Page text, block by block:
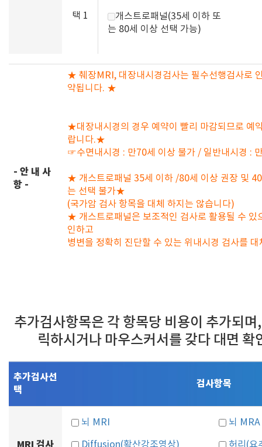
택 1
개스트로패널(35세 이하 또
는 80세 이상 선택 가능)
- 안 내 사
항 -
★ 췌장MRI, 대장내시경검사는 필수선행검사로
약됩니다. ★
★대장내시경의 경우 예약이 빨리 마감되므로 예
랍니다.★
☞수면내시경 : 만70세 이상 불가 / 일반내시경 :
★ 개스트로패널 35세 이하 /80세 이상 권장 및
는 선택 불가★
(국가암 검사 항목을 대체 하지는 않습니다)
★ 개스트로패널은 보조적인 검사로 활용될 수 있
인하고
병변을 정확히 진단할 수 있는 위내시경 검사를
추가검사항목은 각 항목당 비용이 추가되
릭하시거나 마우스커서를 갖다 대면 확
추가검사선
택
검사항목
MRI 검사
뇌 MRI 뇌 MRA
Diffusion(확산강조영상) 허리(요